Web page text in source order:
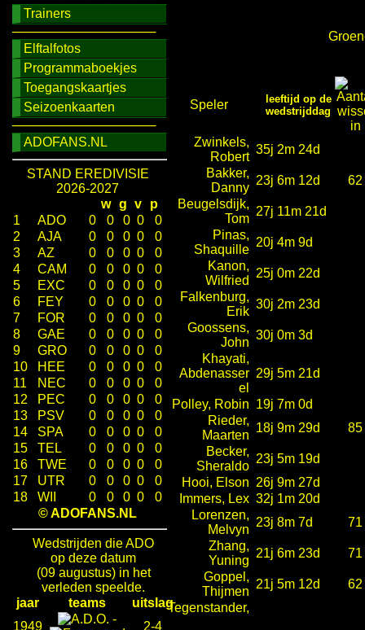
Trainers
────────────────
Elftalfotos
Programmaboekjes
Toegangskaartjes
Seizoenkaarten
────────────────
ADOFANS.NL
STAND EREDIVISIE
2026-2027
w g v
p
1
ADO 0 0 0 0
0
2
AJA 0 0 0 0
0
3
AZ 0 0 0 0
0
4
CAM 0 0 0 0
0
5
EXC 0 0 0 0
0
6
FEY 0 0 0 0
0
7
FOR 0 0 0 0
0
8
GAE 0 0 0 0
0
9
GRO 0 0 0 0
0
10
HEE 0 0 0 0
0
11
NEC 0 0 0 0
0
12
PEC 0 0 0 0
0
13
PSV 0 0 0 0
0
14
SPA 0 0 0 0
0
15
TEL 0 0 0 0
0
16
TWE 0 0 0 0
0
17
UTR 0 0 0 0
0
18
WII 0 0 0 0
0
© ADOFANS.NL
Wedstrijden die ADO
op deze datum
(09 augustus) in het
verleden speelde.
jaar
teams
uitslag
1949
-
2-4
Speler
leeftijd op de
wedstrijddag
Zwinkels,
Robert
35j 2m 24d
Bakker,
Danny
23j 6m 12d
62
Beugelsdijk,
Tom
27j 11m 21d
Pinas,
Shaquille
20j 4m 9d
Kanon,
Wilfried
25j 0m 22d
Falkenburg,
Erik
30j 2m 23d
Goossens,
John
30j 0m 3d
Khayati,
Abdenasser
el
29j 5m 21d
Polley, Robin 19j 7m 0d
Rieder,
Maarten
18j 9m 29d
85
Becker,
Sheraldo
23j 5m 19d
Hooi, Elson 26j 9m 27d
Immers, Lex 32j 1m 20d
Lorenzen,
Melvyn
23j 8m 7d
71
Zhang,
Yuning
21j 6m 23d
71
Goppel,
Thijmen
21j 5m 12d
62
Tegenstander,